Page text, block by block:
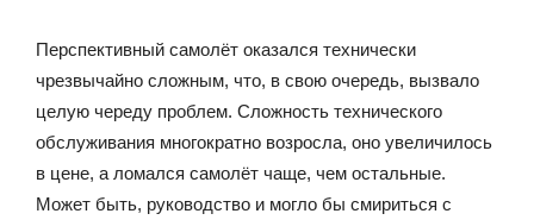
Перспективный самолёт оказался технически
чрезвычайно сложным, что, в свою очередь, вызвало
целую череду проблем. Сложность технического
обслуживания многократно возросла, оно увеличилось
в цене, а ломался самолёт чаще, чем остальные.
Может быть, руководство и могло бы смириться с